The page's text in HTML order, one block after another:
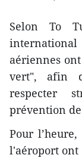
Selon To
aériennes
vert", afin
respecter
prévention
Pour
l'aéroport ont